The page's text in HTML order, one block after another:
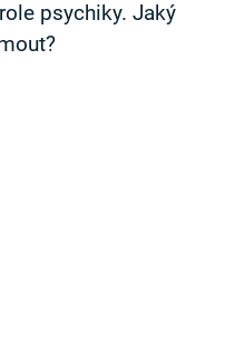
psychiky. Jaký